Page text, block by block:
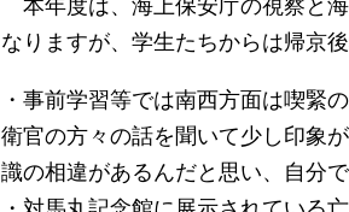
本年度は、海上保安庁の視察と
なりますが、学生たちからは帰京
・事前学習等では南西方面は喫緊
衛官の方々の話を聞いて少し印象
識の相違があるんだと思い、自分